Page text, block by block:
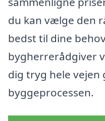
du kan vælge den
bedst til dine
bygherrerådgiver
dig tryg hele vejen
byggeprocessen.